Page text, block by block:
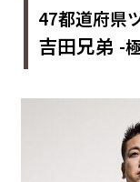
47都道府県
吉田兄弟 -